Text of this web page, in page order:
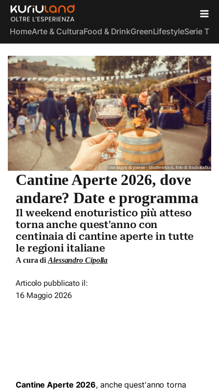
HomeArte & CulturaFood & DrinkGreenLifestyleSerie TV
Una sagra di paese - Shutterstock, foto di Radiokafka
Cantine Aperte 2026, dove
andare? Date e programma
Il weekend enoturistico più atteso
torna anche quest'anno con
centinaia di cantine aperte in tutte
le regioni italiane
A cura di Alessandro Cipolla
Articolo pubblicato il:
16 Maggio 2026
Cantine Aperte 2026, anche quest'anno torna